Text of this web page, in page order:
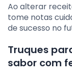
Ao alterar
tome notas
de sucesso no
Truques
sabor com